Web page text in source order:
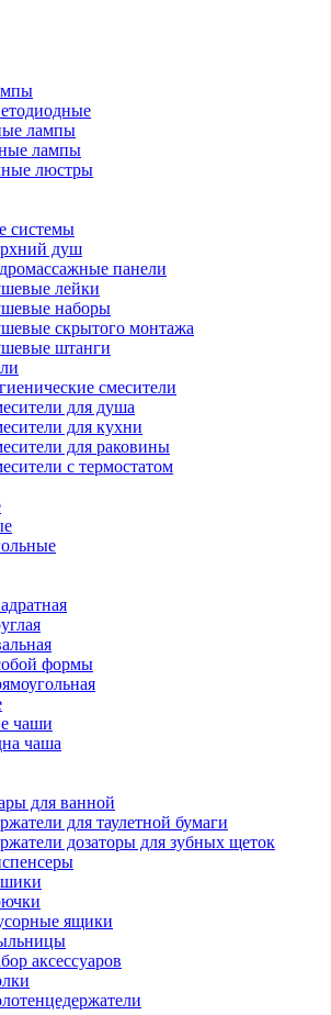
лампы
лампы
люстры
системы
душ
панели
лейки
наборы
скрытого монтажа
штанги
смесители
для душа
для кухни
для раковины
с термостатом
формы
чаши
чаша
для ванной
для таулетной бумаги
дозаторы для зубных щеток
ящики
аксессуаров